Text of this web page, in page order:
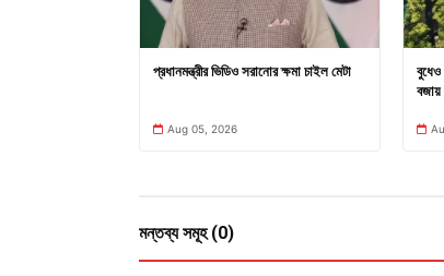
প্রধানমন্ত্রীর ভিডিও সরানোর ক্ষমা চাইল মেটা
Aug 05, 2026
বজায়
মন্তব্য সমূহ (0)